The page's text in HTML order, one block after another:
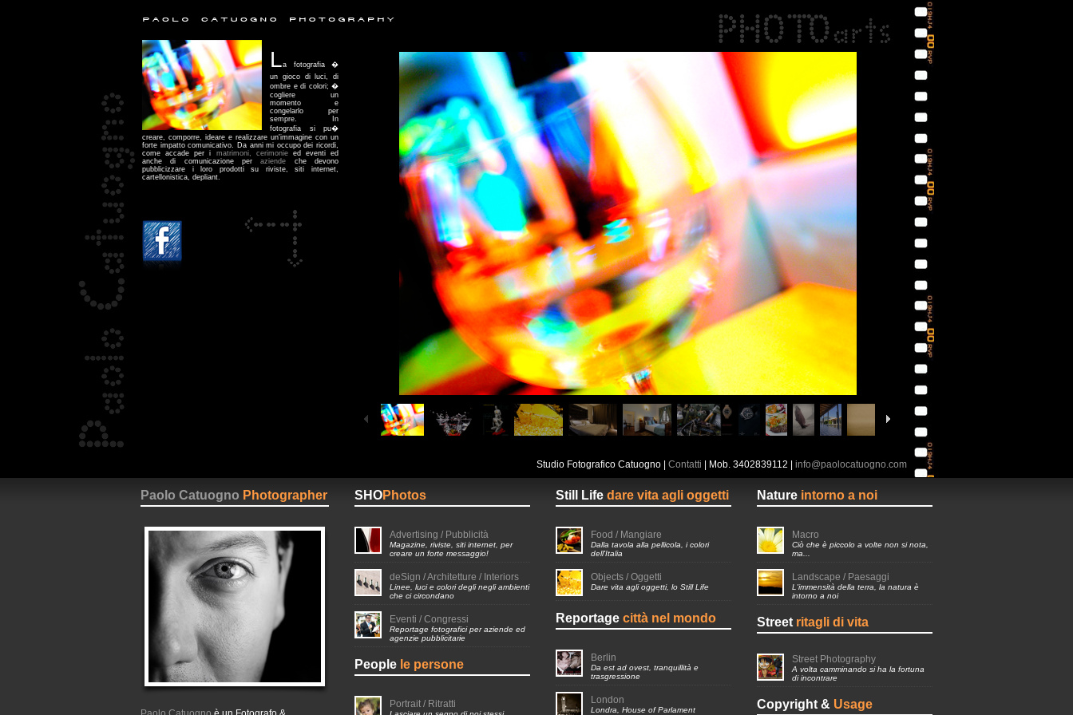
La fotografia �
un gioco di luci, di
ombre e di colori; �
cogliere un
momento e
congelarlo per
sempre. In
fotografia si pu�
creare, comporre, ideare e realizzare un'immagine con un
forte impatto comunicativo. Da anni mi occupo dei ricordi,
come accade per i matrimoni, cerimonieed eventi ed
anche di comunicazione peraziende che devono
pubblicizzare i loro prodotti su riviste, siti internet,
cartellonistica, depliant.
Studio Fotografico Catuogno | Contatti | Mob. 3402839112 | info@paolocatuogno.com
Paolo Catuogno Photographer SHOPhotos
Advertising / Pubblicità
Magazine, riviste, siti internet, per
creare un forte messaggio!
deSign / Architetture / Interiors
Linee, luci e colori degli negli ambienti
che ci circondano
Eventi / Congressi
Reportage fotografici per aziende ed
agenzie pubblicitarie
People le persone
Portrait / Ritratti
Still Life dare vita agli oggetti
Food / Mangiare
Dalla tavola alla pellicola, i colori
dell'Italia
Objects / Oggetti
Dare vita agli oggetti, lo Still Life
Reportage città nel mondo
Berlin
Da est ad ovest, tranquillità e
trasgressione
London
Londra, House of Parlament
Nature intorno a noi
Macro
Ciò che è piccolo a volte non si nota,
ma...
Landscape / Paesaggi
L'immensità della terra, la natura è
intorno a noi
Street ritagli di vita
Street Photography
A volta camminando si ha la fortuna
di incontrare
Copyright & Usage